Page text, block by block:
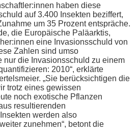
haben diese
auf 3.400 Insekten beziffert,
um 35 Prozent entspräche.
die Europäische Paläarktis,
eine Invasionsschuld von
Zahlen sind umso
nur die Invasionsschuld zu einem
2010“, erklärte
„Sie berücksichtigen die
trotz eines gewissen
noch exotische Pflanzen
resultierenden
werden also
zunehmen“, betont die